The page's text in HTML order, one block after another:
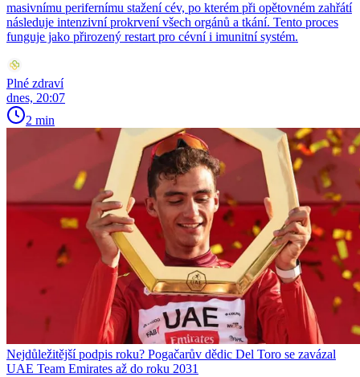
masivnímu perifernímu stažení cév, po kterém při opětovném zahřátí
následuje intenzivní prokrvení všech orgánů a tkání. Tento proces
funguje jako přirozený restart pro cévní i imunitní systém.
Plné zdraví
dnes, 20:07
2 min
Nejdůležitější podpis roku? Pogačarův dědic Del Toro se zavázal
UAE Team Emirates až do roku 2031